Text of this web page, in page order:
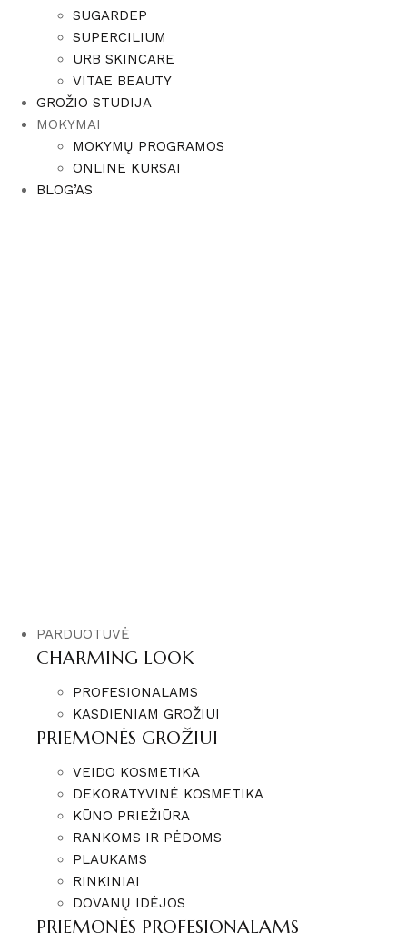
SUGARDEP
SUPERCILIUM
URB SKINCARE
VITAE BEAUTY
GROŽIO STUDIJA
MOKYMAI
MOKYMŲ PROGRAMOS
ONLINE KURSAI
BLOG’AS
PARDUOTUVĖ
CHARMING LOOK
PROFESIONALAMS
KASDIENIAM GROŽIUI
PRIEMONĖS GROŽIUI
VEIDO KOSMETIKA
DEKORATYVINĖ KOSMETIKA
KŪNO PRIEŽIŪRA
RANKOMS IR PĖDOMS
PLAUKAMS
RINKINIAI
DOVANŲ IDĖJOS
PRIEMONĖS PROFESIONALAMS